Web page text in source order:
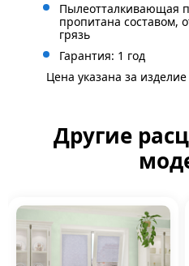
Пылеотталкивающая
пропитана составом,
грязь
Гарантия: 1 год
Цена указана за
Другие